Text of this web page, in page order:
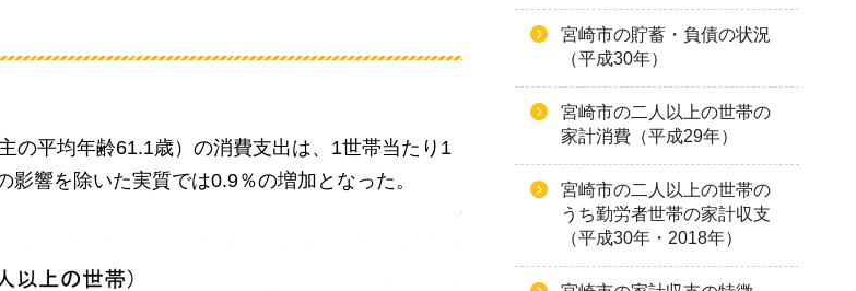
の平均年齢61.1歳）の消費支出は、1世帯当たり1
響を除いた実質では0.9％の増加となった。
宮崎市の貯蓄・負債の状況
（平成30年）
宮崎市の二人以上の世帯の
家計消費（平成29年）
宮崎市の二人以上の世帯の
うち勤労者世帯の家計収支
（平成30年・2018年）